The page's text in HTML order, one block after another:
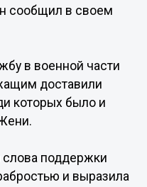
сообщил в своем
в военной части
доставили
которых было и
слова поддержки
и выразила